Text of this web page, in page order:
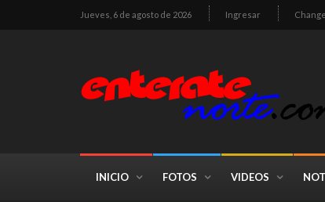
Jueves, 6 de agosto de 2026 Ingresar
INICIO FOTOS VIDEOS